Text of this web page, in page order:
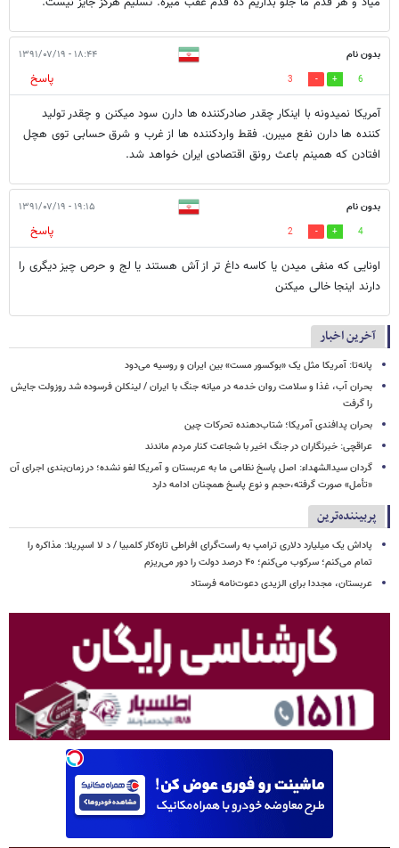
بدون نام ۱۸:۴۴ - ۱۳۹۱/۰۷/۱۹
6
3
پاسخ
آمریکا نمیدونه با اینکار چقدر صادرکننده ها دارن سود میکنن و چقدر تولید
کننده ها دارن نفع میبرن. فقط واردکننده ها از غرب و شرق حسابی توی هچل
افتادن که همینم باعث رونق اقتصادی ایران خواهد شد.
بدون نام ۱۹:۱۵ - ۱۳۹۱/۰۷/۱۹
4
2
پاسخ
اونایی که منفی میدن یا کاسه داغ تر از آش هستند یا لج و حرص چیز دیگری را
دارند اینجا خالی میکنن
آخرین اخبار
پانه‌تا: آمریکا مثل یک «بوکسور مست» بین ایران و روسیه می‌دود
بحران آب، غذا و سلامت روان خدمه در میانه جنگ با ایران / لینکلن فرسوده شد روزولت جایش
را گرفت
بحران پدافندی آمریکا؛ شتاب‌دهنده تحرکات چین
عراقچی: خبرنگاران در جنگ اخیر با شجاعت کنار مردم ماندند
گردان سیدالشهداء: اصل پاسخ نظامی ما به عربستان و آمریکا لغو نشده؛ در زمان‌بندی اجرای آن
«تأمل» صورت گرفته،حجم و نوع پاسخ همچنان ادامه دارد
پربیننده‌ترین
پاداش یک میلیارد دلاری ترامپ به راست‌گرای افراطی تازه‌کار کلمبیا / د لا اسپریلا: مذاکره را
تمام می‌کنم؛ سرکوب می‌کنم؛ ۴۰ درصد دولت را دور می‌ریزم
عربستان، مجددا برای الزیدی دعوت‌نامه فرستاد